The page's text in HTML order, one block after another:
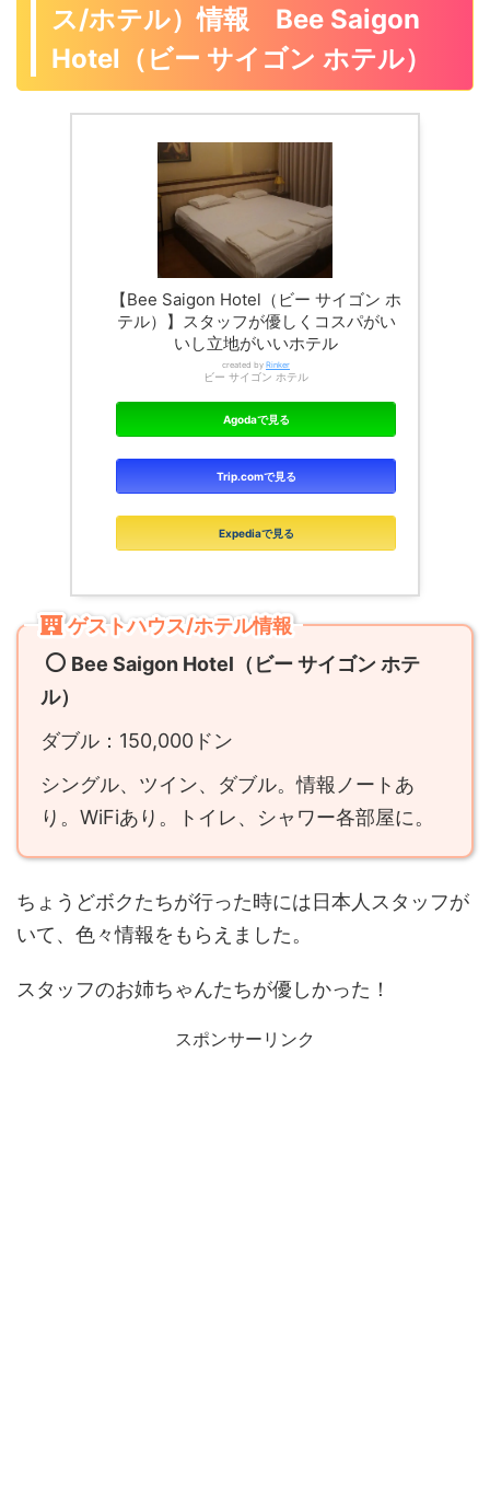
ス/ホテル）情報 Bee Saigon
Hotel（ビー サイゴン ホテル）
【Bee Saigon Hotel（ビー サイゴン ホ
テル）】スタッフが優しくコスパがい
いし立地がいいホテル
created by Rinker
ビー サイゴン ホテル
Agodaで見る
Trip.comで見る
Expediaで見る
ゲストハウス/ホテル情報
Bee Saigon Hotel（ビー サイゴン ホテ
ル）
ダブル：150,000ドン
シングル、ツイン、ダブル。情報ノートあ
り。WiFiあり。トイレ、シャワー各部屋に。
ちょうどボクたちが行った時には日本人スタッフが
いて、色々情報をもらえました。
スタッフのお姉ちゃんたちが優しかった！
スポンサーリンク